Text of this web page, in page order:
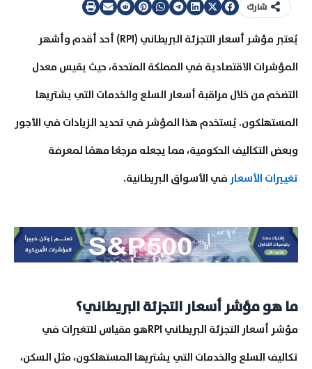
شارك
يُعتبر مؤشر أسعار التجزئة البريطاني (RPI) أحد أقدم وأشهر
المؤشرات الاقتصادية في المملكة المتحدة، حيث يقيس معدل
التضخم من خلال مراقبة أسعار السلع والخدمات التي يشتريها
المستهلكون. يُستخدم هذا المؤشر في تحديد الزيادات في الأجور
وبعض التكاليف الحكومية، مما يجعله مرجعًا مهمًا لمعرفة
تغييرات الأسعار في الأسواق البريطانية.
ما هو مؤشر أسعار التجزئة البريطاني؟
مؤشر أسعار التجزئة البريطاني RPIهو مقياس للتغيرات في
تكاليف السلع والخدمات التي يشتريها المستهلكون، مثل السكن،